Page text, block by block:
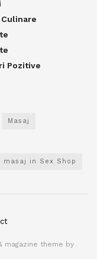
Pozitive
Masaj
in Sex Shop
magazine theme by